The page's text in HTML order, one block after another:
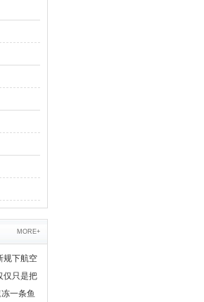
MORE+
规下航空
仅只是把
一条鱼